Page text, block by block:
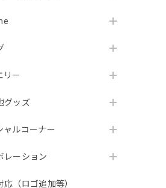
リー
グッズ
ャルコーナー
レーション
応（ロゴ追加等）